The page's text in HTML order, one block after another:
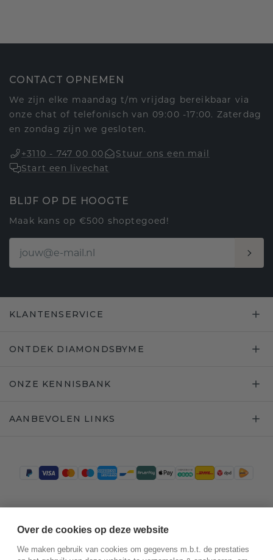
CONTACT OPNEMEN
We zijn elke maandag t/m vrijdag bereikbaar via
onze chat of telefonisch van 09:00 -17:00. Zaterdag
en zondag zijn we gesloten.
+3110 - 747 00 00
Stuur ons een mail
Start een livechat
BLIJF OP DE HOOGTE
Maak kans op €500 shoptegoed!
KLANTENSERVICE
ONTDEK DIAMONDSBYME
ONZE KENNISBANK
AANBEVOLEN LINKS
Over de cookies op deze website
We maken gebruik van cookies om gegevens m.b.t. de prestaties